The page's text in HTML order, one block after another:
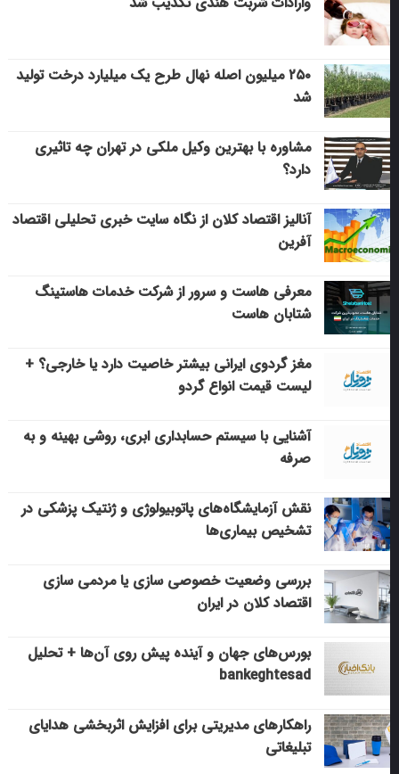
۲۵۰ میلیون اصله نهال طرح یک میلیارد درخت تولید
شد
مشاوره با بهترین وکیل ملکی در تهران چه تاثیری
دارد؟
آنالیز اقتصاد کلان از نگاه سایت خبری تحلیلی اقتصاد
آفرین
معرفی هاست و سرور از شرکت خدمات هاستینگ
شتابان هاست
مغز گردوی ایرانی بیشتر خاصیت دارد یا خارجی؟ +
لیست قیمت انواع گردو
آشنایی با سیستم حسابداری ابری، روشی بهینه و به
صرفه
نقش آزمایشگاه‌های پاتوبیولوژی و ژنتیک پزشکی در
تشخیص بیماری‌ها
بررسی وضعیت خصوصی سازی یا مردمی سازی
اقتصاد کلان در ایران
بورس‌های جهان و آینده پیش روی آن‌ها + تحلیل
bankeghtesad
راهکارهای مدیریتی برای افزایش اثربخشی هدایای
تبلیغاتی